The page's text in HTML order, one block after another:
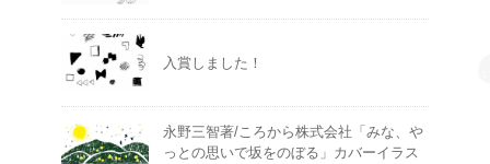
入賞しました！
永野三智著/ころから株式会社「みな、や
っとの思いで坂をのぼる」カバーイラス